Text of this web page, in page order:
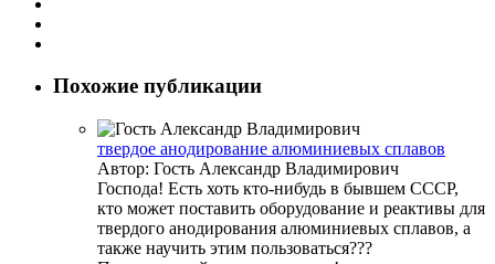
Похожие публикации
твердое анодирование алюминиевых сплавов
Автор: Гость Александр Владимирович
Господа! Есть хоть кто-нибудь в бывшем СССР,
кто может поставить оборудование и реактивы для
твердого анодирования алюминиевых сплавов, а
также научить этим пользоваться???